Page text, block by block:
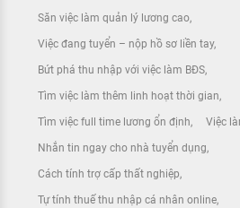
Săn việc làm quản lý lương cao
Việc đang tuyển – nộp hồ sơ liền tay
Bứt phá thu nhập với việc làm BĐS
Tìm việc làm thêm linh hoạt thời gian
Tìm việc full time lương ổn định Việc
Nhắn tin ngay cho nhà tuyển dụng
Cách tính trợ cấp thất nghiệp
Tự tính thuế thu nhập cá nhân online